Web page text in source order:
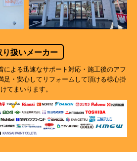
り扱いメーカー
による迅速なサポート対応・施工後のアフ
足・安心してリフォームして頂ける様心掛
けてまいります。